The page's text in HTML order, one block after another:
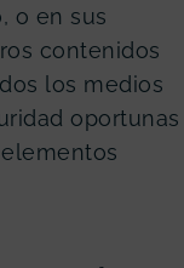
o en sus
contenidos
los medios
oportunas